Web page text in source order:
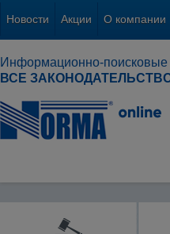
Новости Акции О компании
Информационно-поисковые
ВСЕ